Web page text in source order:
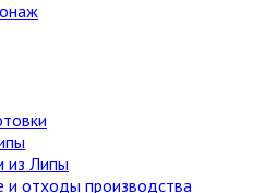
из Липы
отходы производства